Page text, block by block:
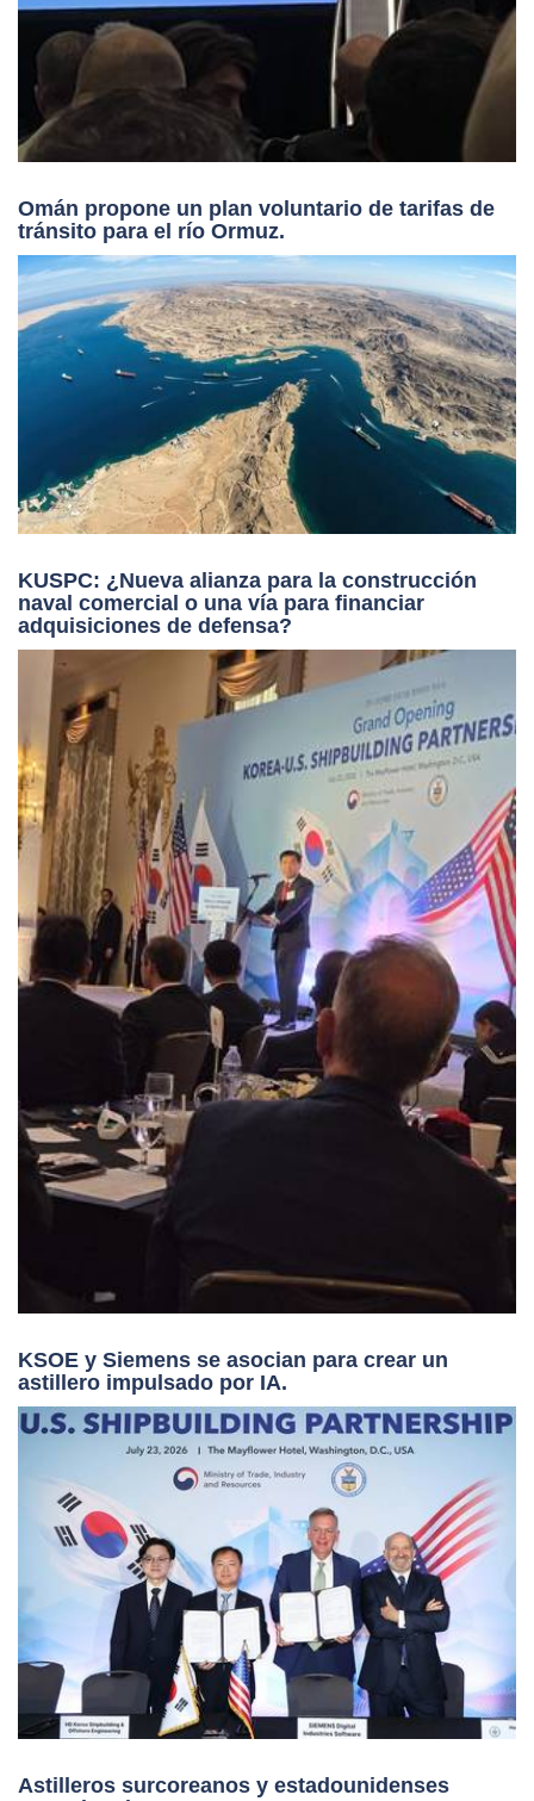
Omán propone un plan voluntario de tarifas de
tránsito para el río Ormuz.
KUSPC: ¿Nueva alianza para la construcción
naval comercial o una vía para financiar
adquisiciones de defensa?
KSOE y Siemens se asocian para crear un
astillero impulsado por IA.
Astilleros surcoreanos y estadounidenses